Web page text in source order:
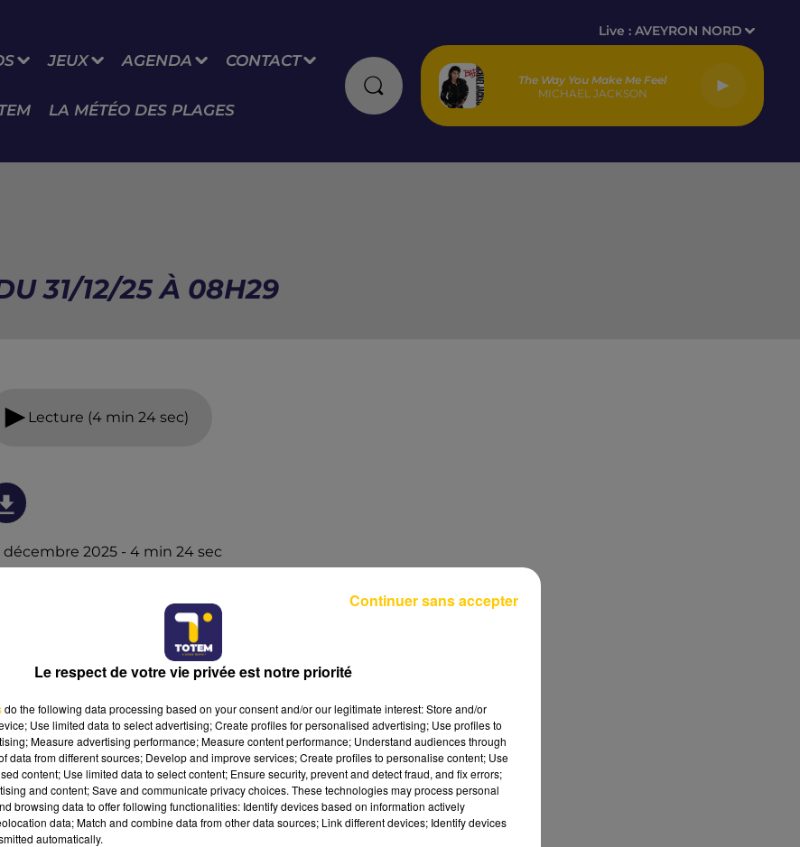
JEUX AGENDA CONTACT
LA MÉTÉO DES PLAGES
Live :AVEYRON NORD
The Way You Make Me Feel
MICHAEL JACKSON
31/12/25 À 08H29
Lecture (4 min 24 sec)
décembre 2025 - 4 min 24 sec
sur Totem l'information à Tulle, Brive, dans le
du Lot et le pays sarladais avec les reportages de
journalistes sur le terrain.
Le respect de votre vie privée est notre priorité
do the following data processing based on your consent and/or our legitimate interest: Store and/or
Use limited data to select advertising; Create profiles for personalised advertising; Use profiles to
Measure advertising performance; Measure content performance; Understand audiences through
data from different sources; Develop and improve services; Create profiles to personalise content; Use
content; Use limited data to select content; Ensure security, prevent and detect fraud, and fix errors;
and content; Save and communicate privacy choices. These technologies may process personal
browsing data to offer following functionalities: Identify devices based on information actively
data; Match and combine data from other data sources; Link different devices; Identify devices
automatically.
Continuer sans accepter